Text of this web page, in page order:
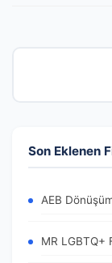
Son Eklenen
AEB
MR LGBTQ+